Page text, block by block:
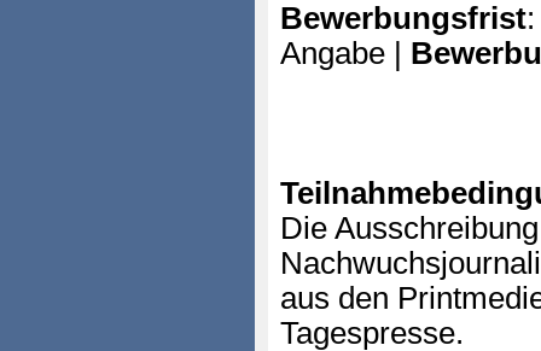
Bewerbungsfrist
Angabe |
Die
aus den
Tagespresse.